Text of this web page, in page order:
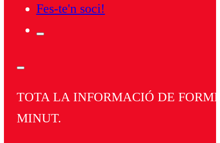
Fes-te'n soci!
TOTA LA INFORMACIÓ DE
MINUT.